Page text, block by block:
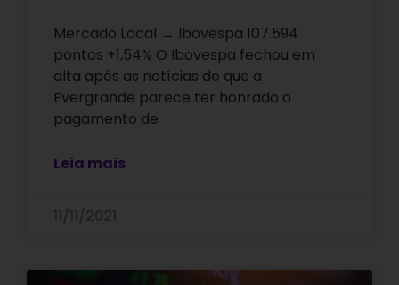
Mercado Local → Ibovespa 107.594
pontos +1,54% O Ibovespa fechou em
alta após as notícias de que a
Evergrande parece ter honrado o
pagamento de
Leia mais